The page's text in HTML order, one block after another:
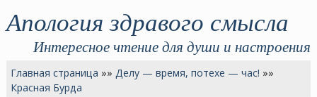
Апология здравого смысла
Интересное чтение для души и настроения
Главная страница »»Делу — время, потехе — час! »»
Красная Бурда